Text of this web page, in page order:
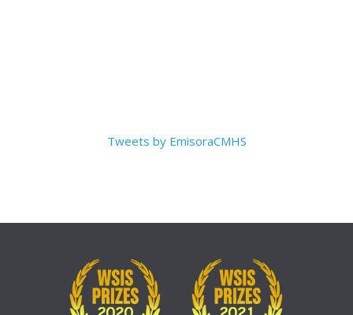
Tweets by EmisoraCMHS